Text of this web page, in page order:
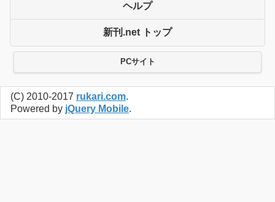
ヘルプ
新刊.net トップ
PCサイト
(C) 2010-2017 rukari.com.
Powered by jQuery Mobile.